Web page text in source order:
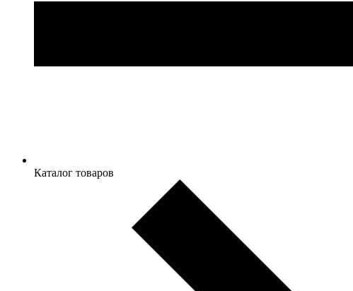
Каталог товаров